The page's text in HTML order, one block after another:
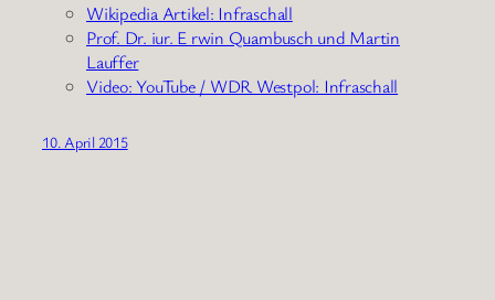
Wikipedia Artikel: Infraschall
Prof. Dr. iur. E rwin Quambusch und Martin
Lauffer
Video: YouTube / WDR Westpol: Infraschall
10. April 2015